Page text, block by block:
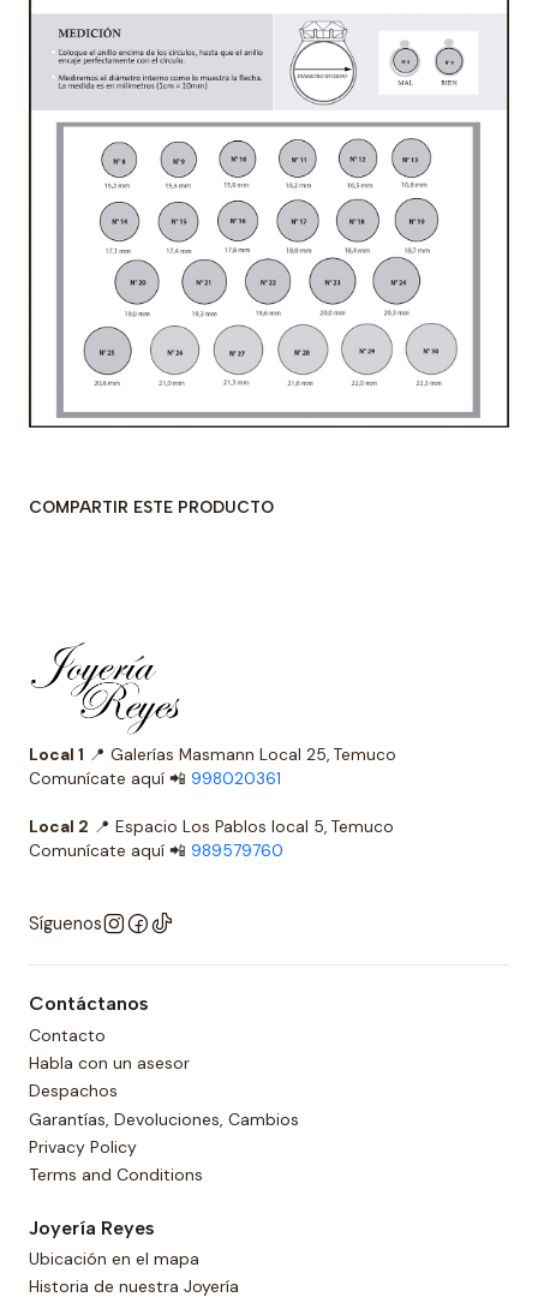
COMPARTIR ESTE PRODUCTO
Local 1 📍 Galerías Masmann Local 25, Temuco
Comunícate aquí 📲 998020361
Local 2 📍 Espacio Los Pablos local 5, Temuco
Comunícate aquí 📲 989579760
Síguenos
Contáctanos
Contacto
Habla con un asesor
Despachos
Garantías, Devoluciones, Cambios
Privacy Policy
Terms and Conditions
Joyería Reyes
Ubicación en el mapa
Historia de nuestra Joyería